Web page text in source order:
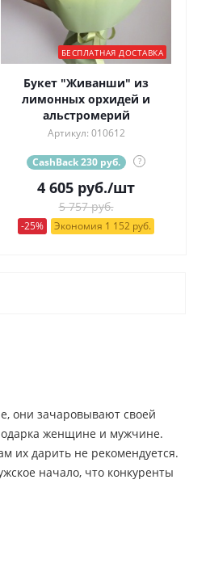
БЕСПЛАТНАЯ ДОСТАВКА
Букет "Живанши" из
лимонных орхидей и
альстромерий
Артикул: 010612
CashBack 230 руб. ?
4 605 руб./шт
5 757 руб.
-25% Экономия 1 152 руб.
они зачаровывают своей
женщине и мужчине.
их дарить не рекомендуется.
начало, что конкуренты